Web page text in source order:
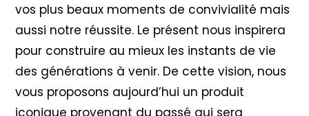
vos plus beaux moments de convivialité mais
aussi notre réussite. Le présent nous inspirera
pour construire au mieux les instants de vie
des générations à venir. De cette vision, nous
vous proposons aujourd’hui un produit
iconique provenant du passé qui sera